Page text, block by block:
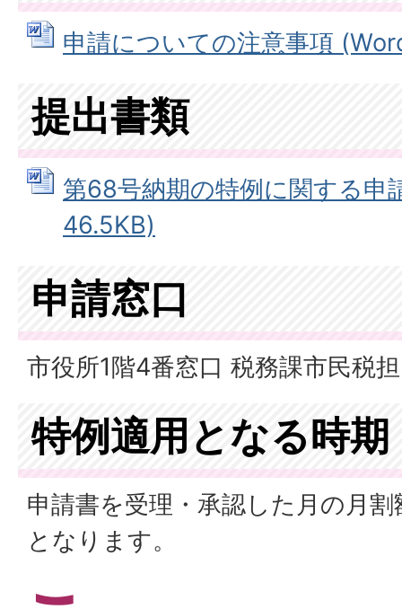
申請についての注意事項
提出書類
第68号納期の特例に関する申
46.5KB)
申請窓口
市役所1階4番窓口 税務課市民税
特例適用となる時期
申請書を受理・承認した月の月
となります。